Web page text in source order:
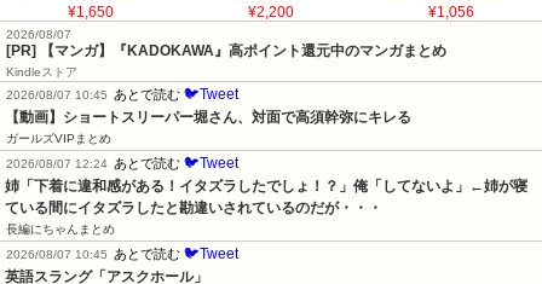
¥1,650 ¥2,200 ¥1,056
2026/08/07
[PR] 【マンガ】『KADOKAWA』高ポイント還元中のマンガまとめ
Kindleストア
2026/08/07 10:45
あとで読む 🐦Tweet
【動画】ショートスリーパー堀さん、対面で高須幹弥にキレる
ガールズVIPまとめ
2026/08/07 12:24 あとで読む 🐦Tweet
姉「下着に違和感がある！イタズラしたでしょ！？」俺「してないよ」←姉が寝
ている間にイタズラしたと勘違いされているのだが・・・
長編にちゃんまとめ
2026/08/07 10:45
あとで読む 🐦Tweet
英語スラング「アスクホール」